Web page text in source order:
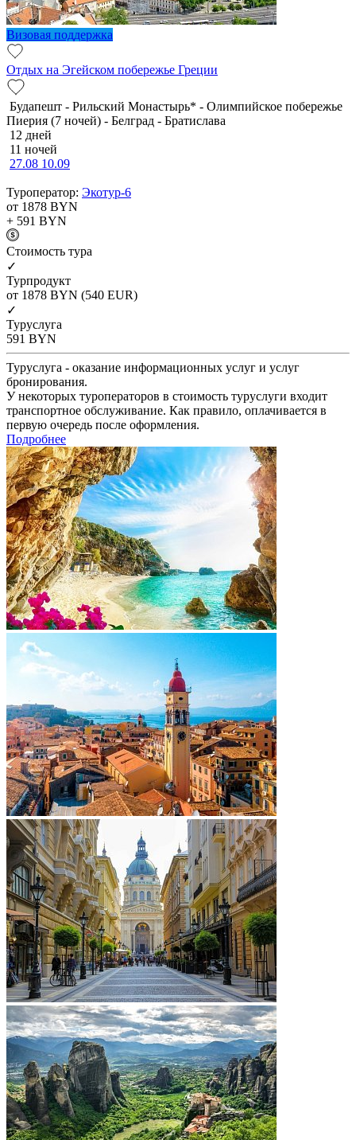
Визовая поддержка
Отдых на Эгейском побережье Греции
Будапешт - Рильский Монастырь* - Олимпийское побережье
Пиерия (7 ночей) - Белград - Братислава
12 дней
11 ночей
27.08 10.09
Туроператор: Экотур-6
от 1878 BYN
+ 591 BYN
Cтоимость тура
✓
Турпродукт
от 1878 BYN (540 EUR)
✓
Туруслуга
591 BYN
Туруслуга - оказание информационных услуг и услуг
бронирования.
У некоторых туроператоров в стоимость туруслуги входит
транспортное обслуживание. Как правило, оплачивается в
первую очередь после оформления.
Подробнее